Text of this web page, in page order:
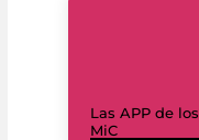
Las APP de los
MiC